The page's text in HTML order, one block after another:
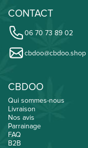
CONTACT
06 70 73 89 02
cbdoo@cbdoo.shop
CBDOO
Qui sommes-nous
Livraison
Nos avis
Parrainage
FAQ
B2B